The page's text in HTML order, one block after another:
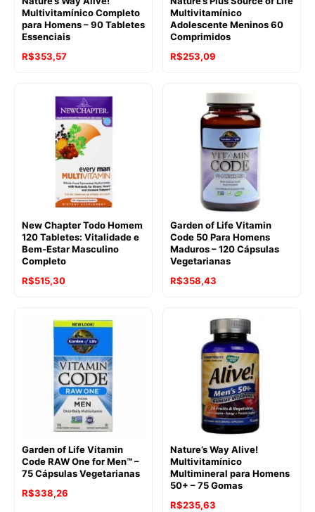
Multivitamínico Completo
para Homens – 90 Tabletes
Essenciais
R$353,57
Multivitamínico
Adolescente Meninos 60
Comprimidos
R$253,09
New Chapter Todo Homem
120 Tabletes: Vitalidade e
Bem-Estar Masculino
Completo
R$515,30
Garden of Life Vitamin
Code 50 Para Homens
Maduros – 120 Cápsulas
Vegetarianas
R$358,43
Garden of Life Vitamin
Code RAW One for Men™ –
75 Cápsulas Vegetarianas
R$338,26
Nature’s Way Alive!
Multivitamínico
Multimineral para Homens
50+ – 75 Gomas
R$235,63